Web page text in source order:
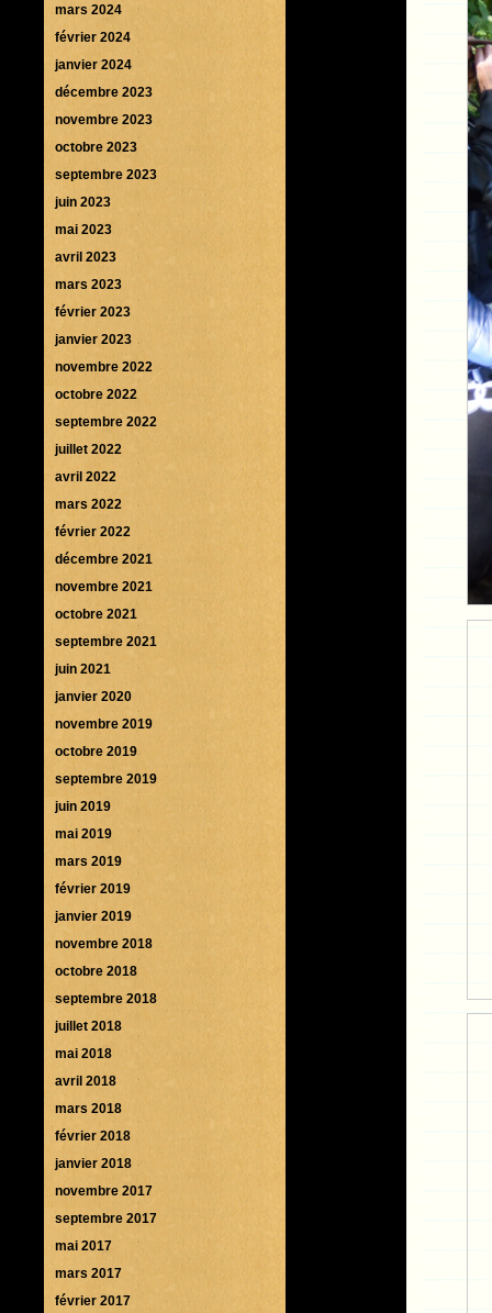
mars 2024
février 2024
janvier 2024
décembre 2023
novembre 2023
octobre 2023
septembre 2023
juin 2023
mai 2023
avril 2023
mars 2023
février 2023
janvier 2023
novembre 2022
octobre 2022
septembre 2022
juillet 2022
avril 2022
mars 2022
février 2022
décembre 2021
novembre 2021
octobre 2021
septembre 2021
juin 2021
janvier 2020
novembre 2019
octobre 2019
septembre 2019
juin 2019
mai 2019
mars 2019
février 2019
janvier 2019
novembre 2018
octobre 2018
septembre 2018
juillet 2018
mai 2018
avril 2018
mars 2018
février 2018
janvier 2018
novembre 2017
septembre 2017
mai 2017
mars 2017
février 2017